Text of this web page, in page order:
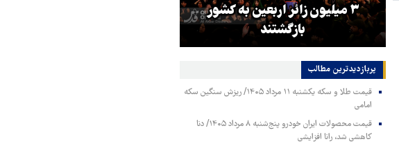
۳ میلیون زائر اربعین به کشور
بازگشتند
پربازدیدترین‌ مطالب
قیمت طلا و سکه یکشنبه ۱۱ مرداد ۱۴۰۵/ ریزش سنگین سکه
امامی
قیمت محصولات ایران خودرو پنج‌شنبه ۸ مرداد ۱۴۰۵/ دنا
کاهشی شد، رانا افزایشی